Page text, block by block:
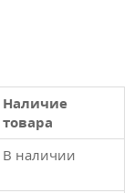
Наличие
товара
В наличии